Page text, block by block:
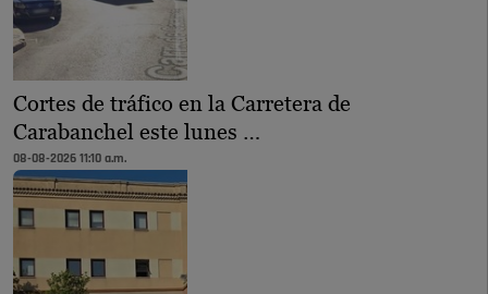
Cortes de tráfico en la Carretera de
Carabanchel este lunes …
08-08-2026 11:10 a.m.